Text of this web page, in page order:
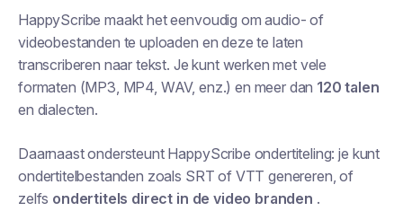
HappyScribe maakt het eenvoudig om audio- of
videobestanden te uploaden en deze te laten
transcriberen naar tekst. Je kunt werken met vele
formaten (MP3, MP4, WAV, enz.) en meer dan 120 talen
en dialecten.
Daarnaast ondersteunt HappyScribe ondertiteling: je kunt
ondertitelbestanden zoals SRT of VTT genereren, of
zelfs ondertitels direct in de video branden .